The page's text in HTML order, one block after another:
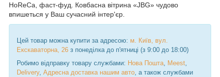
HoReCa, фаст-фуд. Ковбасна вітрина «JBG» чудово
впишеться у Ваш сучасний інтер'єр.
Цей товар можна купити за адресою: м. Київ, вул.
Екскаваторна, 26 з понеділка до п'ятниці (з 9:00 до 18:00)
Робимо відправку товару службами: Нова Пошта Meest
Delivery, Адресна доставка нашим авто , а також службами